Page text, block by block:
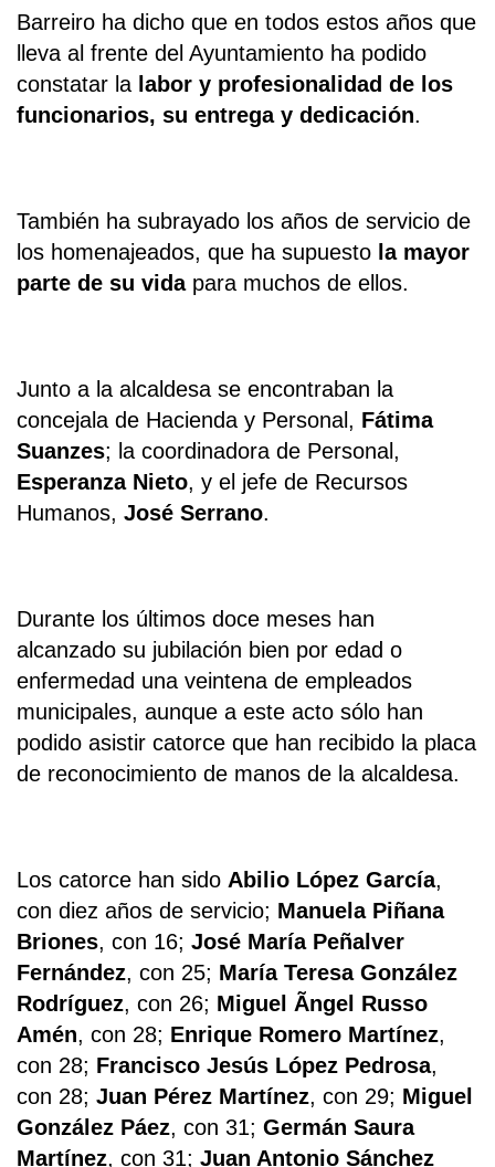
Barreiro ha dicho que en todos estos años que
lleva al frente del Ayuntamiento ha podido
constatar la labor y profesionalidad de los
funcionarios, su entrega y dedicación.
También ha subrayado los años de servicio de
los homenajeados, que ha supuesto la mayor
parte de su vida para muchos de ellos.
Junto a la alcaldesa se encontraban la
concejala de Hacienda y Personal, Fátima
Suanzes; la coordinadora de Personal,
Esperanza Nieto, y el jefe de Recursos
Humanos, José Serrano.
Durante los últimos doce meses han
alcanzado su jubilación bien por edad o
enfermedad una veintena de empleados
municipales, aunque a este acto sólo han
podido asistir catorce que han recibido la placa
de reconocimiento de manos de la alcaldesa.
Los catorce han sido Abilio López García,
con diez años de servicio; Manuela Piñana
Briones, con 16; José María Peñalver
Fernández, con 25; María Teresa González
Rodríguez, con 26; Miguel Ãngel Russo
Amén, con 28; Enrique Romero Martínez,
con 28; Francisco Jesús López Pedrosa,
con 28; Juan Pérez Martínez, con 29; Miguel
González Páez, con 31; Germán Saura
Martínez, con 31; Juan Antonio Sánchez